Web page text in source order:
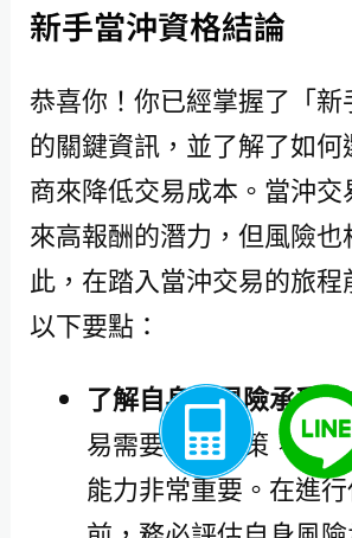
新手當沖資格結論
恭喜你！你已經掌握了「新
的關鍵資訊，並了解了如
商來降低交易成本。當沖交
來高報酬的潛力，但風險也
此，在踏入當沖交易的旅
以下要點：
了解自身的風險承受
易需要快速決策，承
能力非常重要。在進